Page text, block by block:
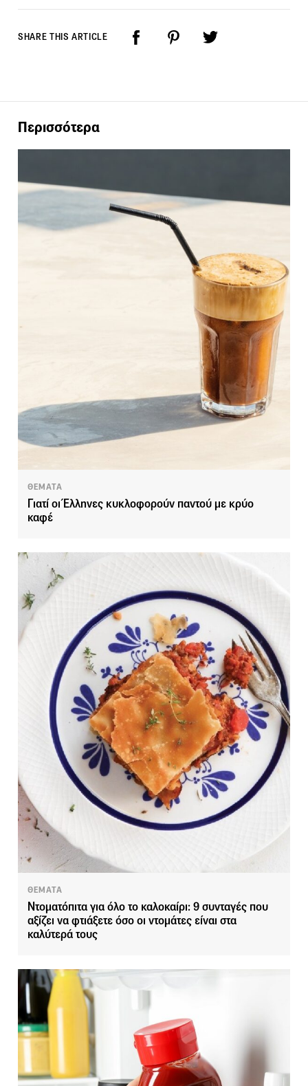
SHARE THIS ARTICLE
Περισσότερα
ΘΕΜΑΤΑ
Γιατί οι Έλληνες κυκλοφορούν παντού με κρύο
καφέ
ΘΕΜΑΤΑ
Ντοματόπιτα για όλο το καλοκαίρι: 9 συνταγές που
αξίζει να φτιάξετε όσο οι ντομάτες είναι στα
καλύτερά τους